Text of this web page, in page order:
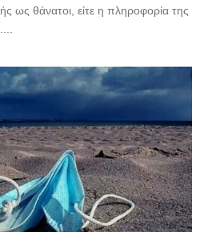
ως θάνατοι, είτε η πληροφορία της